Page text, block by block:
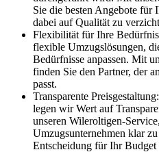
Sie die besten Angebote für
dabei auf Qualität zu
Flexibilität für Ihre
flexible Umzugslösungen,
Bedürfnisse anpassen. Mit
finden Sie den Partner, der
passt.
Transparente
legen wir Wert auf
unseren Wileroltigen-
Umzugsunternehmen klar
Entscheidung für Ihr Budget